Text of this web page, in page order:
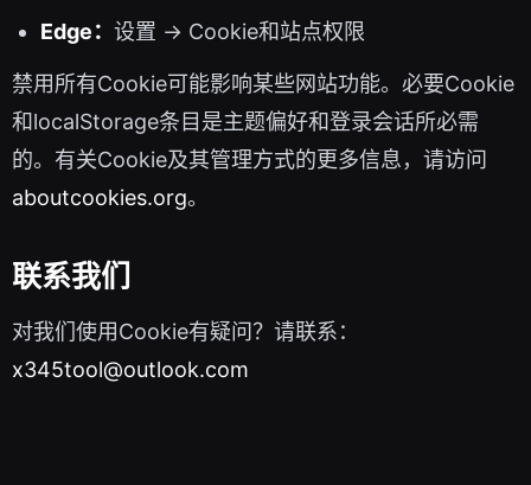
Edge： 设置 → Cookie和站点权限
禁用所有Cookie可能影响某些网站功能。必要Cookie
和localStorage条目是主题偏好和登录会话所必需
的。有关Cookie及其管理方式的更多信息，请访问
aboutcookies.org。
联系我们
对我们使用Cookie有疑问？请联系：
x345tool@outlook.com